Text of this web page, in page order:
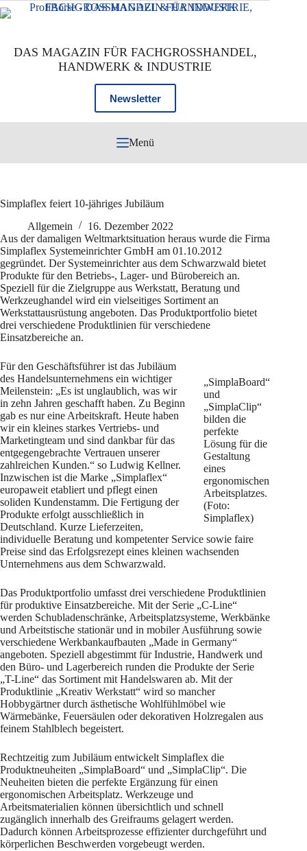
Zum
Inhalt
DAS MAGAZIN FÜR FACHGROSSHANDEL,
HANDWERK & INDUSTRIE
Newsletter
Menü
Simplaflex feiert 10-jähriges Jubiläum
Allgemein
16. Dezember 2022
Aus der damaligen Weltmarktsituation heraus wurde die Firma
Simplaflex Systemeinrichter GmbH am 01.10.2012
gegründet. Der Systemeinrichter aus dem Schwarzwald bietet
Produkte für den Betriebs-, Lager- und Bürobereich an.
Speziell für die Zielgruppe aus Werkstatt, Beratung und
Werkzeughandel wird ein vielseitiges Sortiment an
Werkstattausrüstung angeboten. Das Produktportfolio bietet
drei verschiedene Produktlinien für verschiedene
Einsatzbereiche an.
„SimplaBoard“
und
„SimplaClip“
bilden die
perfekte
Lösung für die
Gestaltung
eines
ergonomischen
Arbeitsplatzes.
(Foto:
Simplaflex)
Für den Geschäftsführer ist das Jubiläum
des Handelsunternehmens ein wichtiger
Meilenstein: „Es ist unglaublich, was wir
in zehn Jahren geschafft haben. Zu Beginn
gab es nur eine Arbeitskraft. Heute haben
wir ein kleines starkes Vertriebs- und
Marketingteam und sind dankbar für das
entgegengebrachte Vertrauen unserer
zahlreichen Kunden.“ so Ludwig Kellner.
Inzwischen ist die Marke „Simplaflex“
europaweit etabliert und pflegt einen
soliden Kundenstamm. Die Fertigung der
Produkte erfolgt ausschließlich in
Deutschland. Kurze Lieferzeiten,
individuelle Beratung und kompetenter Service sowie faire
Preise sind das Erfolgsrezept eines kleinen wachsenden
Unternehmens aus dem Schwarzwald.
Das Produktportfolio umfasst drei verschiedene Produktlinien
für produktive Einsatzbereiche. Mit der Serie „C-Line“
werden Schubladenschränke, Arbeitsplatzsysteme, Werkbänke
und Arbeitstische stationär und in mobiler Ausführung sowie
verschiedene Werkbankaufbauten „Made in Germany“
angeboten. Speziell abgestimmt für Industrie, Handwerk und
den Büro- und Lagerbereich runden die Produkte der Serie
„T-Line“ das Sortiment mit Handelswaren ab. Mit der
Produktlinie „Kreativ Werkstatt“ wird so mancher
Hobbygärtner durch ästhetische Wohlfühlmöbel wie
Wärmebänke, Feuersäulen oder dekorativen Holzregalen aus
feinem Stahlblech begeistert.
Rechtzeitig zum Jubiläum entwickelt Simplaflex die
Produktneuheiten „SimplaBoard“ und „SimplaClip“. Die
Neuheiten bieten die perfekte Ergänzung für einen
ergonomischen Arbeitsplatz. Werkzeuge und
Arbeitsmaterialien können übersichtlich und schnell
zugänglich innerhalb des Greifraums gelagert werden.
Dadurch können Arbeitsprozesse effizienter durchgeführt und
körperlichen Beschwerden vorgebeugt werden.